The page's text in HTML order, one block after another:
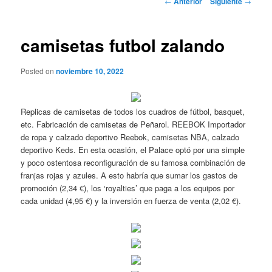
camisetas futbol zalando
Posted onnoviembre 10, 2022
Replicas de camisetas de todos los cuadros de fútbol, basquet,
etc. Fabricación de camisetas de Peñarol. REEBOK Importador
de ropa y calzado deportivo Reebok, camisetas NBA, calzado
deportivo Keds. En esta ocasión, el Palace optó por una simple
y poco ostentosa reconfiguración de su famosa combinación de
franjas rojas y azules. A esto habría que sumar los gastos de
promoción (2,34 €), los ‘royalties’ que paga a los equipos por
cada unidad (4,95 €) y la inversión en fuerza de venta (2,02 €).